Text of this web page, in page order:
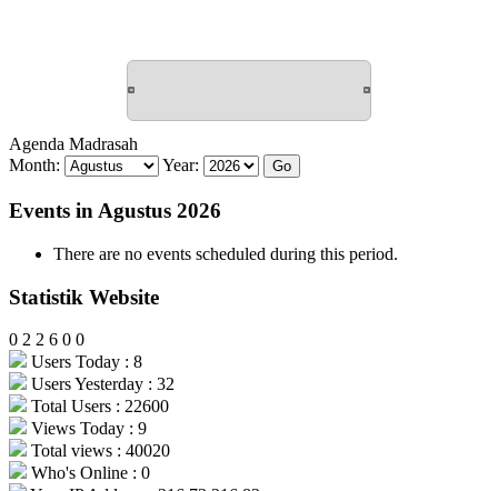
Agenda Madrasah
Month:
Year:
Events in Agustus 2026
There are no events scheduled during this period.
Statistik Website
0 2 2 6 0 0
Users Today : 8
Users Yesterday : 32
Total Users : 22600
Views Today : 9
Total views : 40020
Who's Online : 0